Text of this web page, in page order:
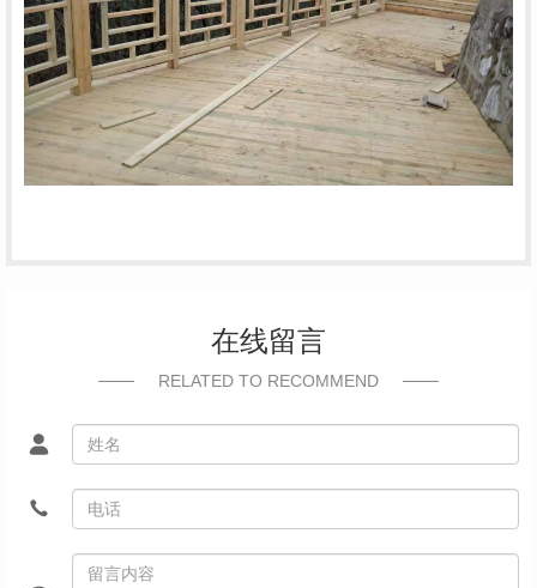
在线留言
RELATED TO RECOMMEND